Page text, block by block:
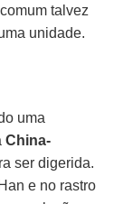
talvez
unidade.
uma
China-
ser digerida.
e no rastro